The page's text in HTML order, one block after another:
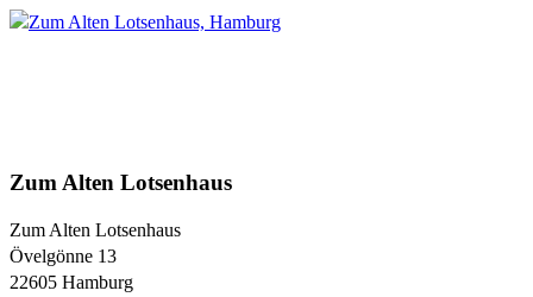
Zum Alten Lotsenhaus
Zum Alten Lotsenhaus
Övelgönne 13
22605 Hamburg